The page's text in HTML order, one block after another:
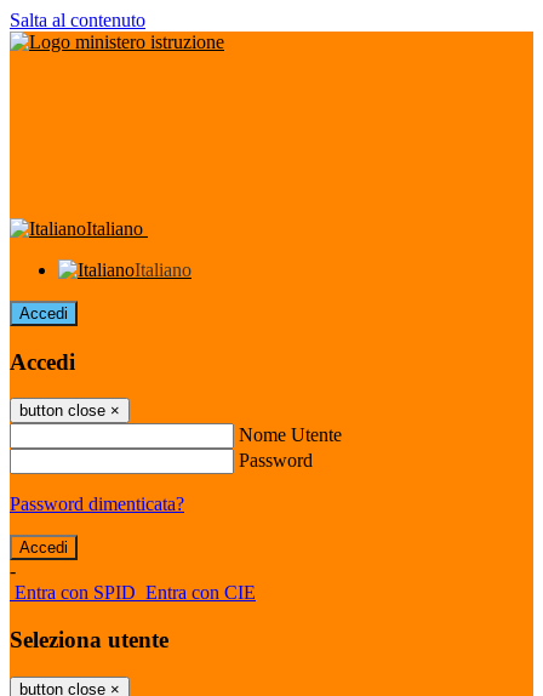
Salta al contenuto
Italiano
Italiano
Accedi
Accedi
button close ×
Nome Utente
Password
Password dimenticata?
-
Entra con SPID Entra con CIE
Seleziona utente
button close ×